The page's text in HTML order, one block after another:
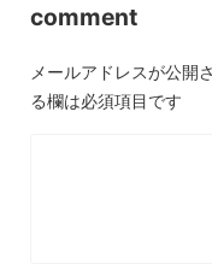
comment
メールアドレスが公開
る欄は必須項目です